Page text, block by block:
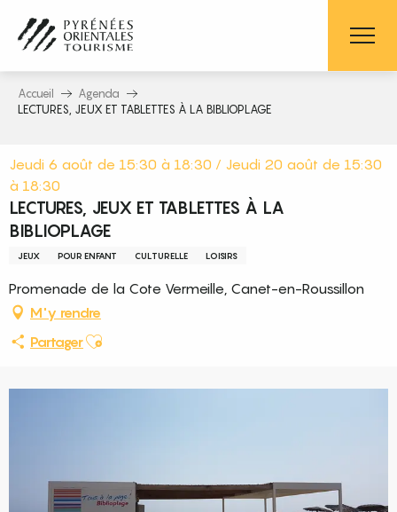
contenu
principal
Accueil
Agenda
LECTURES, JEUX ET TABLETTES À LA BIBLIOPLAGE
Jeudi 6 août de 15:30 à 18:30 / Jeudi 20 août de 15:30
à 18:30
LECTURES, JEUX ET TABLETTES À LA
BIBLIOPLAGE
JEUX POUR ENFANT CULTURELLE LOISIRS
Promenade de la Cote Vermeille, Canet-en-Roussillon
M'y rendre
PartagerAjouter aux favoris